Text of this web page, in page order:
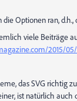
Optionen ran, d.h.,
viele Beiträge
2015/
das SVG richtig
ist natürlich auch